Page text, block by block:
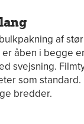
af
er åben i begge
svejsning.
som standard.
bredder.